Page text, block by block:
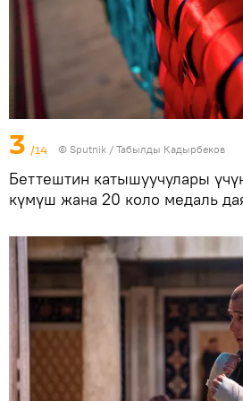
3 /14 © Sputnik / Табылды Кадырбеков
Беттештин катышуучулары
күмүш жана 20 коло медаль